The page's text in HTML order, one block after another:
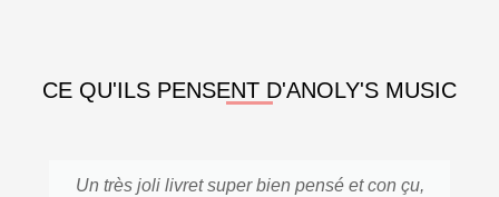
CE QU'ILS PENSENT D'ANOLY'S MUSIC
Un très joli livret super bien pensé et con çu,